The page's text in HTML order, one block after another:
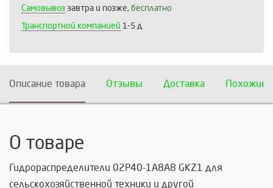
Самовывоз завтра и позже, бесплатно
Транспортной компанией 1-5 д
Описание товара Отзывы Доставка Похожие
О товаре
Гидрoраспределители 02Р40-1А8А8 GKZ1 для
сельскохозяйственной техники и другой